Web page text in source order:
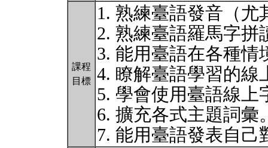
課程
目標
1. 熟練臺語發音（尤
2. 熟練臺語羅馬字拼
3. 能用臺語在各種情
4. 瞭解臺語學習的線
5. 學會使用臺語線上
6. 擴充各式主題詞彙
7. 能用臺語發表自